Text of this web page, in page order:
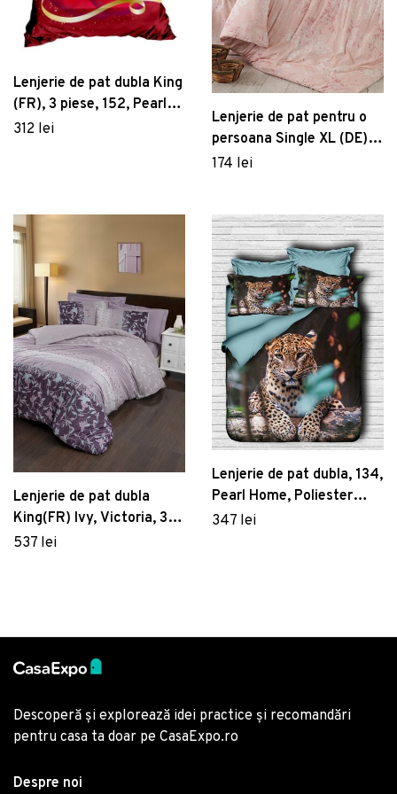
Lenjerie de pat dubla King
(FR), 3 piese, 152, Pearl
Home, Poliester Satinat
312 lei
Lenjerie de pat pentru o
persoana Single XL (DE),
Elena - Pink, Pearl Home,
174 lei
Lenjerie de pat dubla
King(FR) Ivy, Victoria, 3
piese, 240x220 cm,
537 lei
Lenjerie de pat dubla, 134,
Pearl Home, Poliester
Satinat
347 lei
Descoperă și explorează idei practice și recomandări
pentru casa ta doar pe CasaExpo.ro
Despre noi